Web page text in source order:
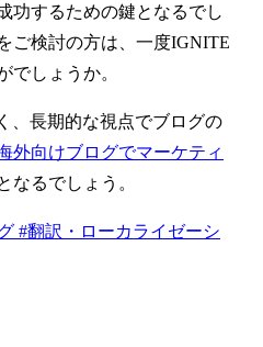
功するための鍵となるでし
ご検討の方は、一度IGNITE
でしょうか。
、長期的な視点でブログの
外向けブログでマーケティ
なるでしょう。
#翻訳・ローカライゼーシ